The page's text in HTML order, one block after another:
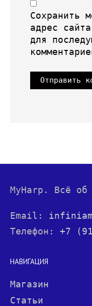
Сохранить
адрес
для
MyHarp. Всё об
Email:
Телефон: +7
НАВИГАЦИЯ
Магазин
Статьи